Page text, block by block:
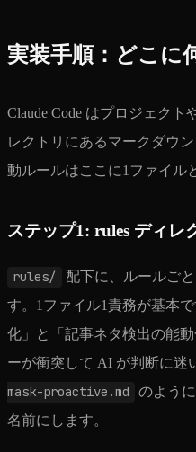
実装手順：どこに
Claude Code はプロジェクト
レクトリにあるマークダウ
動ルールはここに1ファイル
ステップ1: rules ディレ
rules/
配下に、ルールご
す。1ファイル1責務が基本
化」と「記事ネタ検出の能
ーが衝突して AI が判断に迷
mask-proactive.md
のよう
名前にします。